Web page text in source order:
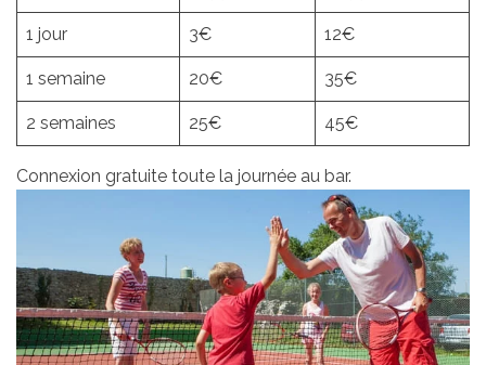
1 jour 3€ 12€
1 semaine 20€ 35€
2 semaines 25€ 45€
Connexion gratuite toute la journée au bar.